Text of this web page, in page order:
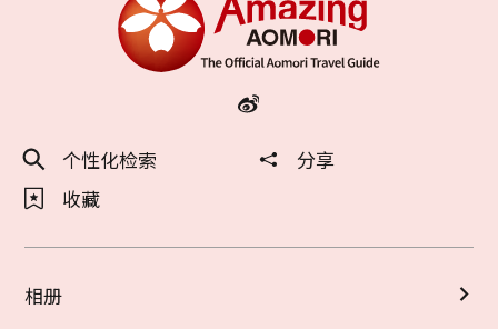
个性化检索
分享
收藏
相册
复制链接